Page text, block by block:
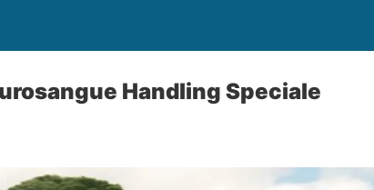
Handling Speciale